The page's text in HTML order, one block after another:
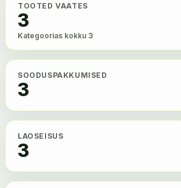
TOOTED VAATES
3
Kategoorias kokku 3
SOODUSPAKKUMISED
3
LAOSEISUS
3